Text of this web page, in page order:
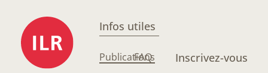
Infos utiles
Publications
FAQ Inscrivez-vous